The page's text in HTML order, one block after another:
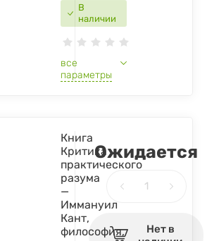
В
наличии
все
параметры
Книга
Критика
практического
разума
—
Иммануил
Кант,
философия,
Ожидается
Нет в